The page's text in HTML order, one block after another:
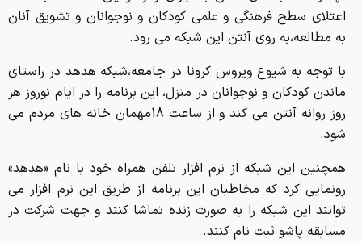
اعتلای سطح فرهنگی و علمی کودکان و نوجوانان و تشویق آنان
به مطالعه،به روی آنتن این شبکه می رود.
با توجه به شیوع ویروس کرونا در جامعه،شبکه هدهد در راستای
ماندن کودکان و نوجوانان در منزل، این برنامه را در ایام نوروز هر
روز روانه آنتن می کند و از ساعت 18مهمان خانه های مردم می
شود.
همچنین این شبکه از نرم افزار تلفن همراه خود با نام «هدهد»
رونمایی کرد که مخاطبان این برنامه از طریق این نرم افزار می
توانند این شبکه را به صورت زنده تماشا کنند و جهت شرکت در
مسابقه پاشو ثبت نام کنند.